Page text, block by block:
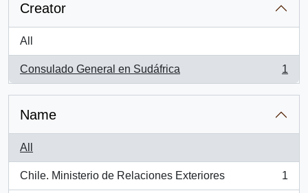
Creator
All
Consulado General en Sudáfrica
, 1 results
1
Name
All
Chile. Ministerio de Relaciones Exteriores
, 1 results
1